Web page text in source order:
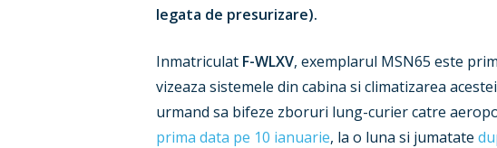
legata de presurizare).
Inmatriculat F-WLXV, exemplarul MSN65 este
vizeaza sistemele din cabina si climatizarea
urmand sa bifeze zboruri lung-curier catre
prima data pe 10 ianuarie, la o luna si jumatate